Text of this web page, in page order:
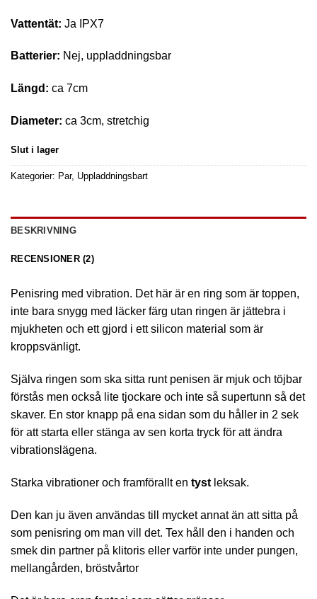
Vattentät: Ja IPX7
Batterier: Nej, uppladdningsbar
Längd: ca 7cm
Diameter: ca 3cm, stretchig
Slut i lager
Kategorier: Par, Uppladdningsbart
BESKRIVNING
RECENSIONER (2)
Penisring med vibration. Det här är en ring som är toppen,
inte bara snygg med läcker färg utan ringen är jättebra i
mjukheten och ett gjord i ett silicon material som är
kroppsvänligt.
Själva ringen som ska sitta runt penisen är mjuk och töjbar
förstås men också lite tjockare och inte så supertunn så det
skaver. En stor knapp på ena sidan som du håller in 2 sek
för att starta eller stänga av sen korta tryck för att ändra
vibrationslägena.
Starka vibrationer och framförallt en tyst leksak.
Den kan ju även användas till mycket annat än att sitta på
som penisring om man vill det. Tex håll den i handen och
smek din partner på klitoris eller varför inte under pungen,
mellangården, bröstvårtor